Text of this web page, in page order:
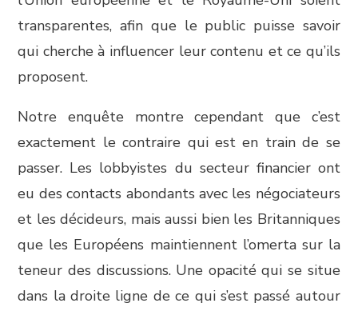
transparentes, afin que le public puisse savoir
qui cherche à influencer leur contenu et ce qu’ils
proposent.
Notre enquête montre cependant que c’est
exactement le contraire qui est en train de se
passer. Les lobbyistes du secteur financier ont
eu des contacts abondants avec les négociateurs
et les décideurs, mais aussi bien les Britanniques
que les Européens maintiennent l’omerta sur la
teneur des discussions. Une opacité qui se situe
dans la droite ligne de ce qui s’est passé autour